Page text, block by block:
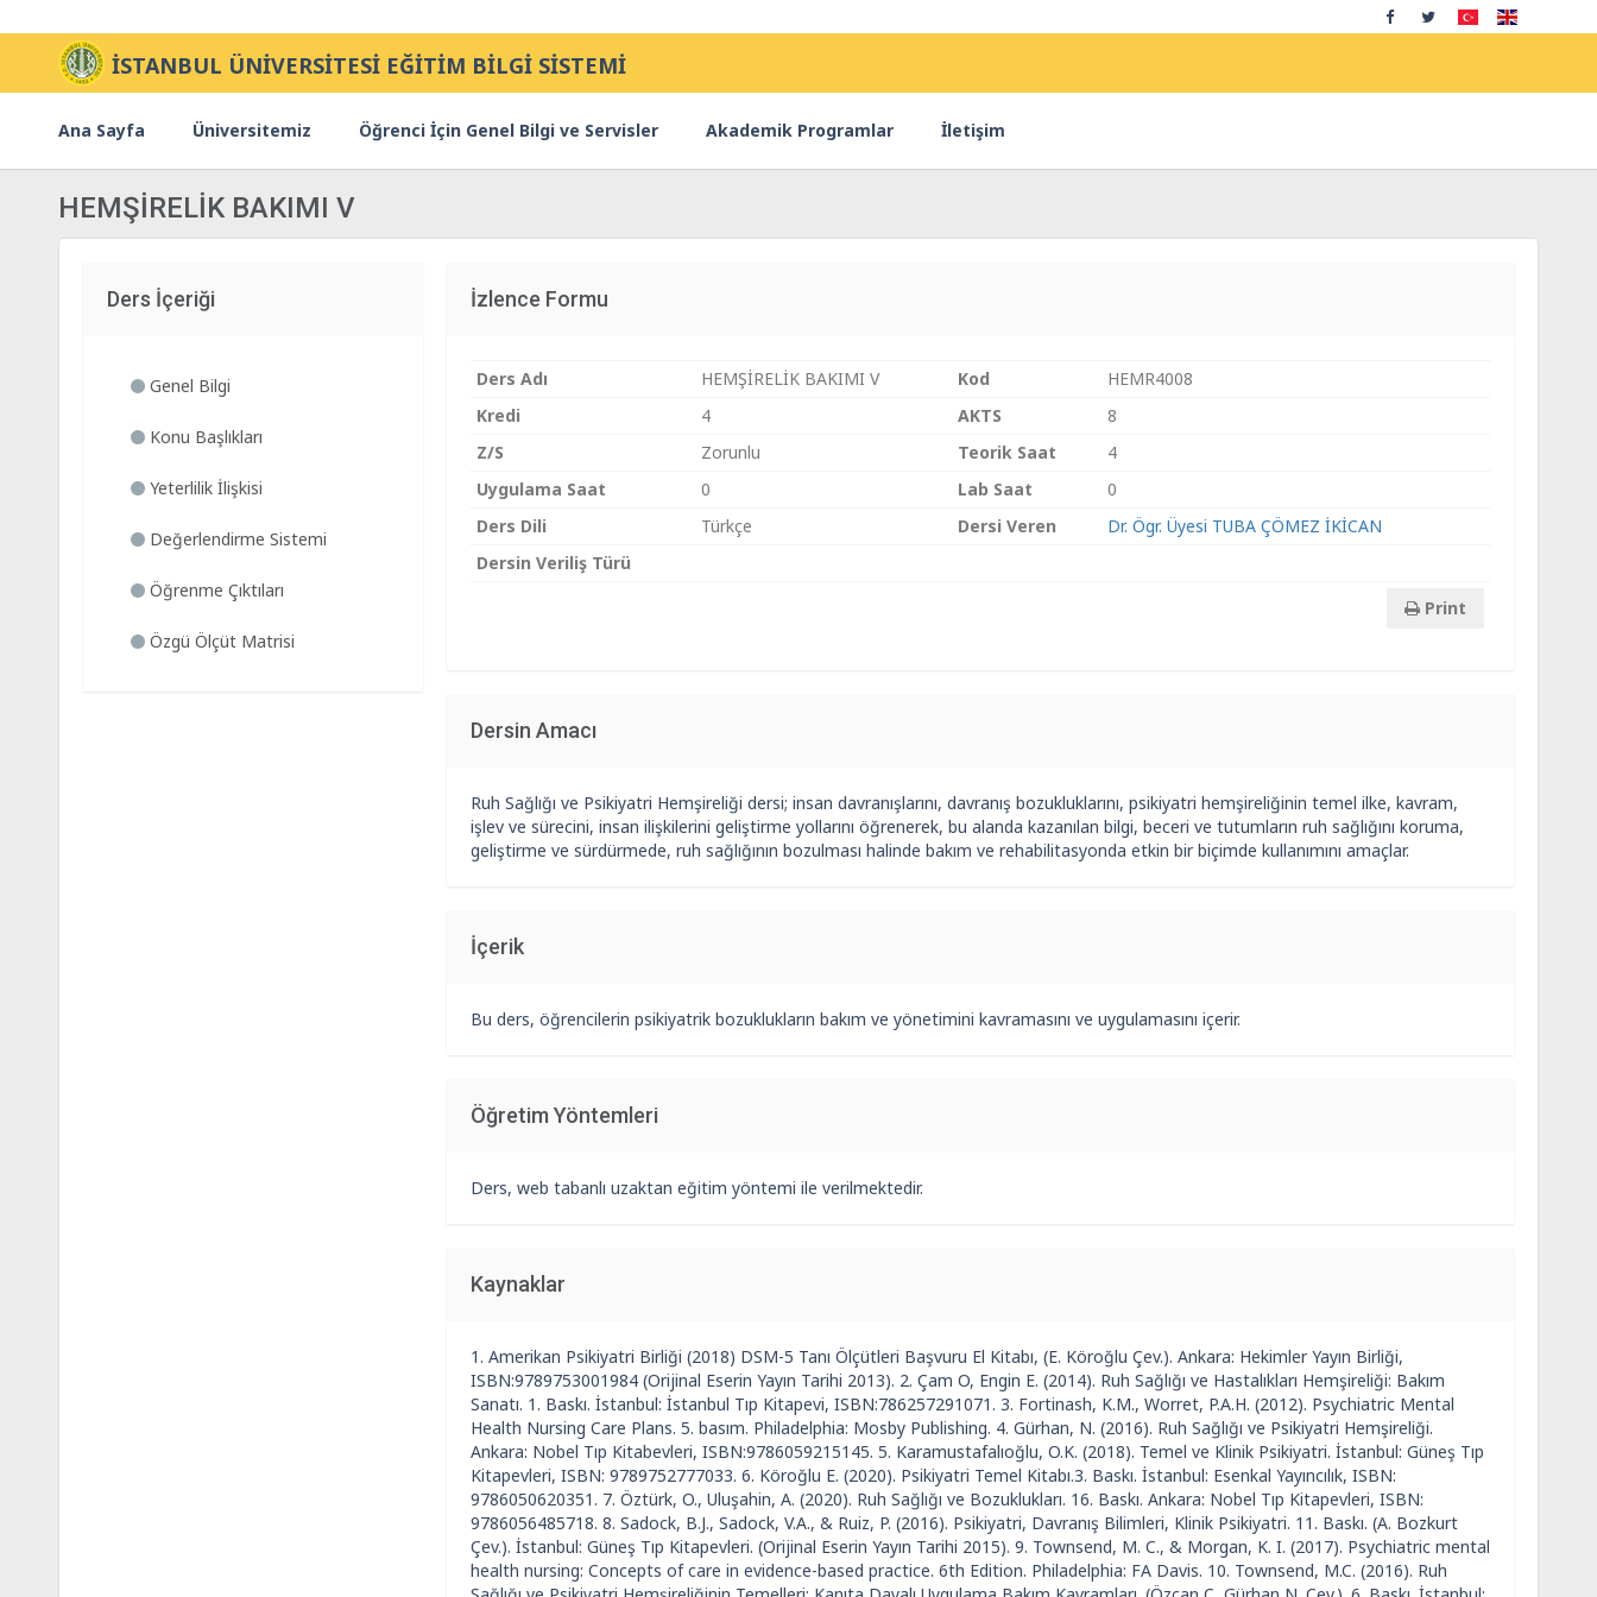
İSTANBUL ÜNİVERSİTESİ EĞİTİM BİLGİ SİSTEMİ
Ana Sayfa Üniversitemiz Öğrenci İçin Genel Bilgi ve Servisler Akademik Programlar İletişim
HEMŞİRELİK BAKIMI V
Ders İçeriği
Genel Bilgi
Konu Başlıkları
Yeterlilik İlişkisi
Değerlendirme Sistemi
Öğrenme Çıktıları
Özgü Ölçüt Matrisi
İzlence Formu
Ders Adı HEMŞİRELİK BAKIMI V Kod
HEMR4008
Kredi
4 AKTS
8
Z/S
Zorunlu Teorik Saat
4
Uygulama Saat
0 Lab Saat
0
Ders Dili
Türkçe Dersi Veren
Dr. Ögr. Üyesi TUBA ÇÖMEZ İKİCAN
Dersin Veriliş Türü
Print
Dersin Amacı
Ruh Sağlığı ve Psikiyatri Hemşireliği dersi; insan davranışlarını, davranış bozukluklarını, psikiyatri hemşireliğinin temel ilke, kavram,
işlev ve sürecini, insan ilişkilerini geliştirme yollarını öğrenerek, bu alanda kazanılan bilgi, beceri ve tutumların ruh sağlığını koruma,
geliştirme ve sürdürmede, ruh sağlığının bozulması halinde bakım ve rehabilitasyonda etkin bir biçimde kullanımını amaçlar.
İçerik
Bu ders, öğrencilerin psikiyatrik bozuklukların bakım ve yönetimini kavramasını ve uygulamasını içerir.
Öğretim Yöntemleri
Ders, web tabanlı uzaktan eğitim yöntemi ile verilmektedir.
Kaynaklar
1. Amerikan Psikiyatri Birliği (2018) DSM-5 Tanı Ölçütleri Başvuru El Kitabı, (E. Köroğlu Çev.). Ankara: Hekimler Yayın Birliği,
ISBN:9789753001984 (Orijinal Eserin Yayın Tarihi 2013). 2. Çam O, Engin E. (2014). Ruh Sağlığı ve Hastalıkları Hemşireliği: Bakım
Sanatı. 1. Baskı. İstanbul: İstanbul Tıp Kitapevi, ISBN:786257291071. 3. Fortinash, K.M., Worret, P.A.H. (2012). Psychiatric Mental
Health Nursing Care Plans. 5. basım. Philadelphia: Mosby Publishing. 4. Gürhan, N. (2016). Ruh Sağlığı ve Psikiyatri Hemşireliği.
Ankara: Nobel Tıp Kitabevleri, ISBN:9786059215145. 5. Karamustafalıoğlu, O.K. (2018). Temel ve Klinik Psikiyatri. İstanbul: Güneş Tıp
Kitapevleri, ISBN: 9789752777033. 6. Köroğlu E. (2020). Psikiyatri Temel Kitabı.3. Baskı. İstanbul: Esenkal Yayıncılık, ISBN:
9786050620351. 7. Öztürk, O., Uluşahin, A. (2020). Ruh Sağlığı ve Bozuklukları. 16. Baskı. Ankara: Nobel Tıp Kitapevleri, ISBN:
9786056485718. 8. Sadock, B.J., Sadock, V.A., & Ruiz, P. (2016). Psikiyatri, Davranış Bilimleri, Klinik Psikiyatri. 11. Baskı. (A. Bozkurt
Çev.). İstanbul: Güneş Tıp Kitapevleri. (Orijinal Eserin Yayın Tarihi 2015). 9. Townsend, M. C., & Morgan, K. I. (2017). Psychiatric mental
health nursing: Concepts of care in evidence-based practice. 6th Edition. Philadelphia: FA Davis. 10. Townsend, M.C. (2016). Ruh